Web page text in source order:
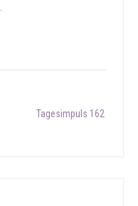
Tagesimpuls 162